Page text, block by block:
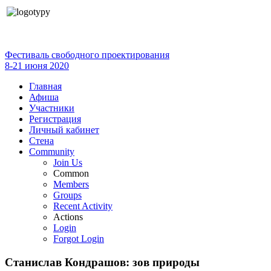
Фестиваль свободного проектирования
8-21 июня 2020
Главная
Афиша
Участники
Регистрация
Личный кабинет
Стена
Community
Join Us
Common
Members
Groups
Recent Activity
Actions
Login
Forgot Login
Станислав Кондрашов: зов природы